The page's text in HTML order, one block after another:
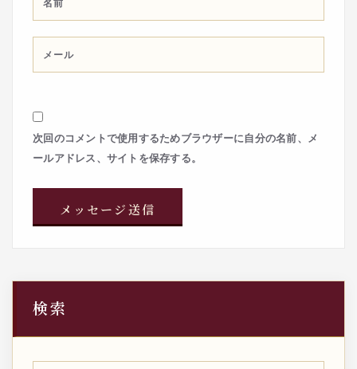
次回のコメントで使用するためブラウザーに自分の名前、メ
ールアドレス、サイトを保存する。
検索